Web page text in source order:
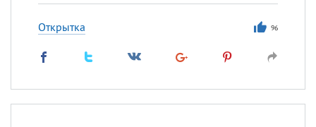
Открытка 96